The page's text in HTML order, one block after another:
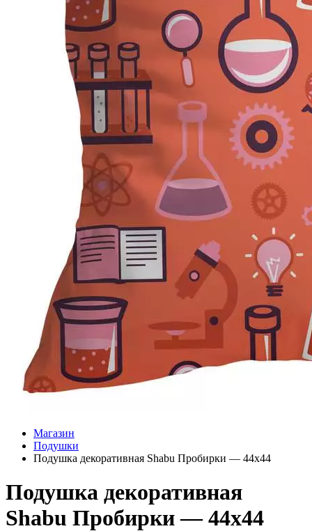
Магазин
Подушки
Подушка декоративная Shabu Пробирки — 44х44
Подушка декоративная
Shabu Пробирки — 44х44